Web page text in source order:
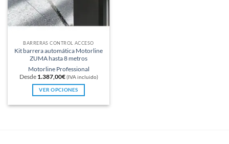
BARRERAS CONTROL ACCESO
Kit barrera automática Motorline
ZUMA hasta 8 metros
Motorline Professional
Desde 1.387,00€ (IVA incluido)
VER OPCIONES